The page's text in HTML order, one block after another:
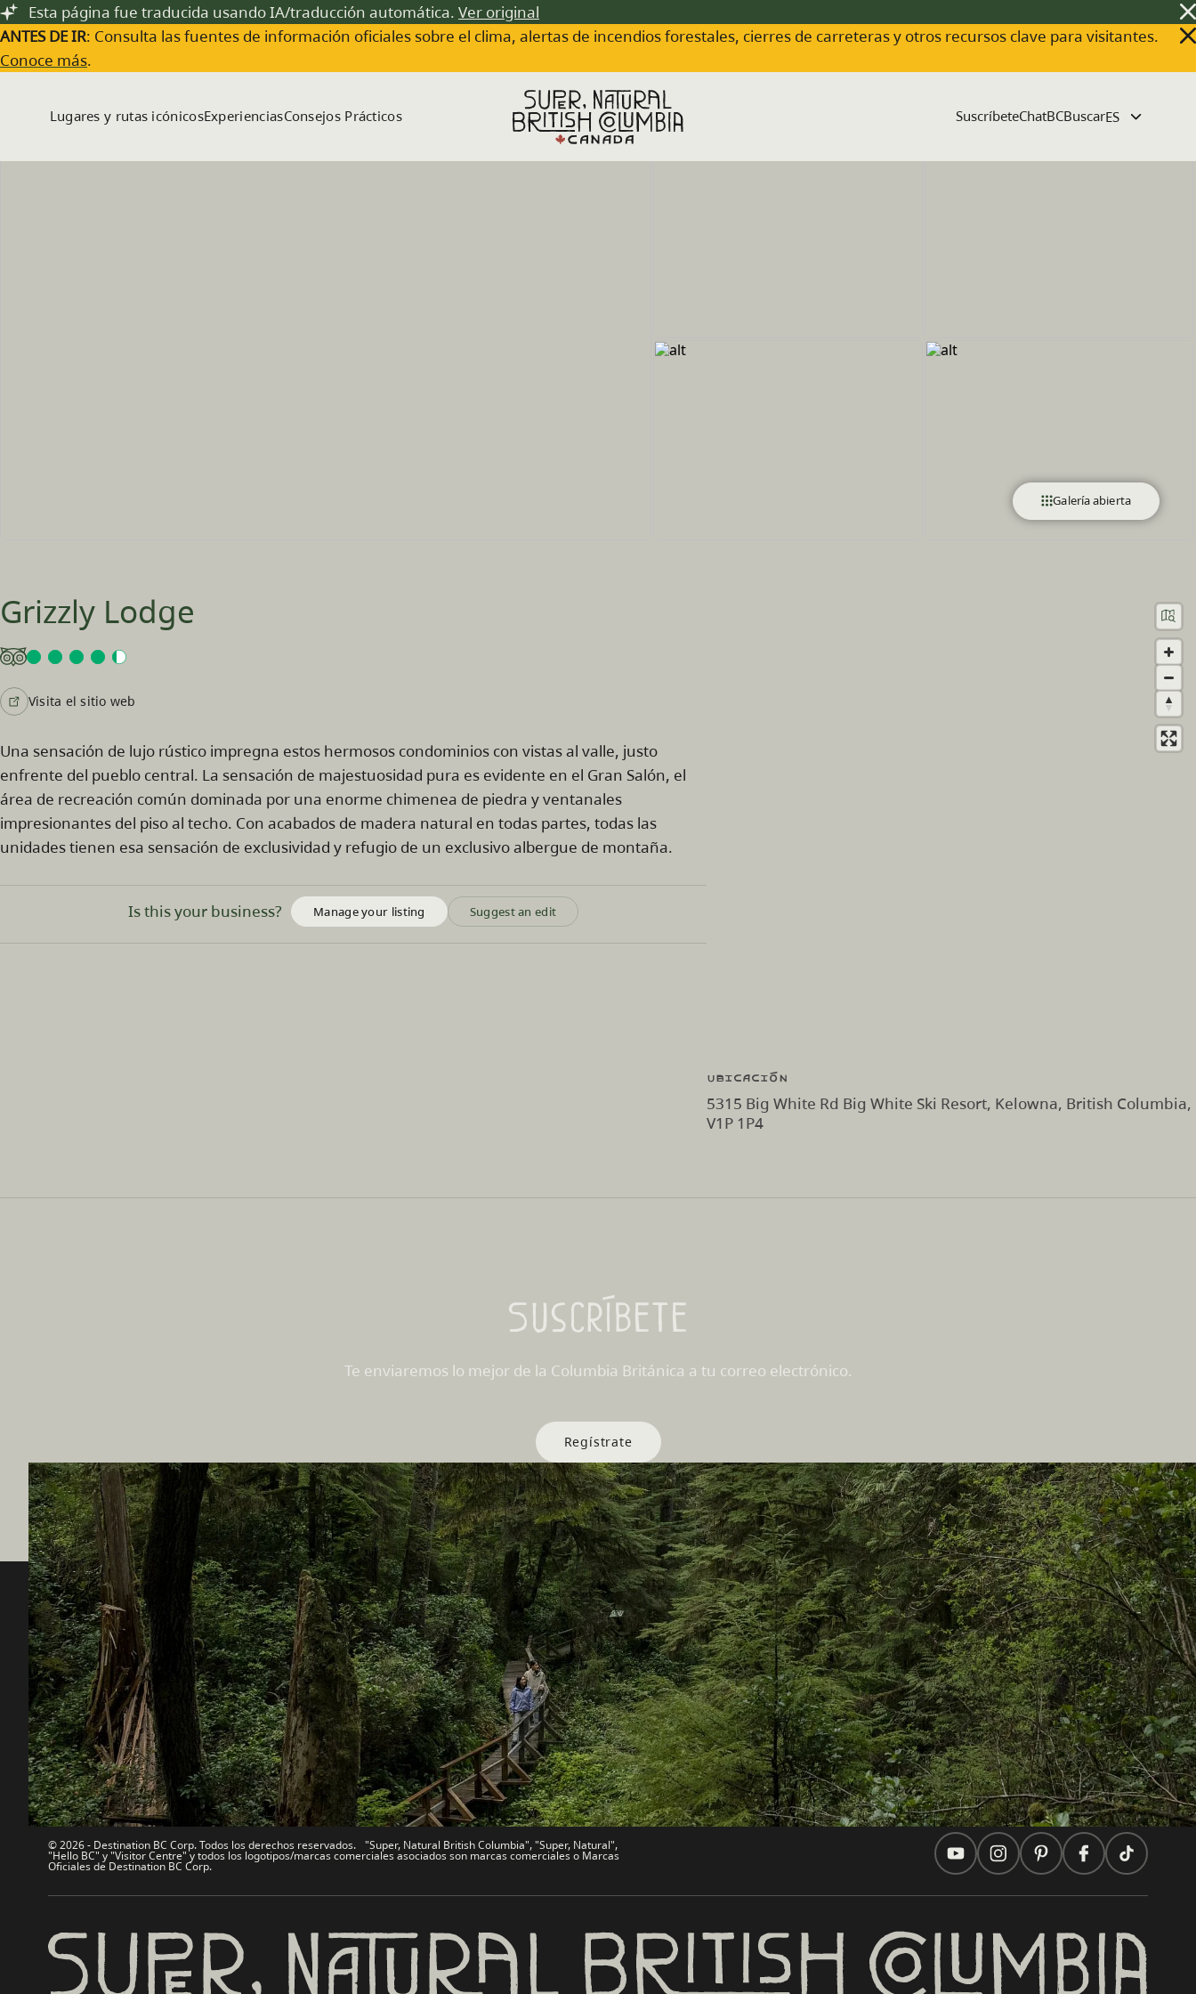
Saltar al contenido principal
Esta página fue traducida usando IA/traducción automática. Ver original
ANTES DE IR: Consulta las fuentes de información oficiales sobre el clima, alertas de incendios forestales, cierres de carreteras y otros recursos clave para visitantes.
Conoce más.
Lugares y rutas icónicosExperienciasConsejos Prácticos SuscríbeteChatBCBuscar
Galería abierta
Grizzly Lodge
Visita el sitio web
Una sensación de lujo rústico impregna estos hermosos condominios con vistas al valle, justo
enfrente del pueblo central. La sensación de majestuosidad pura es evidente en el Gran Salón, el
área de recreación común dominada por una enorme chimenea de piedra y ventanales
impresionantes del piso al techo. Con acabados de madera natural en todas partes, todas las
unidades tienen esa sensación de exclusividad y refugio de un exclusivo albergue de montaña.
Is this your business? Manage your listing Suggest an edit
Ubicación
5315 Big White Rd Big White Ski Resort, Kelowna, British Columbia,
V1P 1P4
Suscríbete
Te enviaremos lo mejor de la Columbia Británica a tu correo electrónico.
Regístrate
Destination BC
Contáctanos
Mapa del sitio
Acerca de
Legal y Políticas
Nuestros Sitios
Industria de Viajes
Medios
Corporativo
简体中文 – China
Sitios de Socios
Comercio e Inversión BC
Trabaja en BC
Bienvenido a BC
BC Indígena
En este sitio
Ideas de viaje
Consejos Prácticos
Dos países, un viaje
© 2026 - Destination BC Corp. Todos los derechos reservados. "Super, Natural British Columbia", "Super, Natural",
"Hello BC" y "Visitor Centre" y todos los logotipos/marcas comerciales asociados son marcas comerciales o Marcas
Oficiales de Destination BC Corp.